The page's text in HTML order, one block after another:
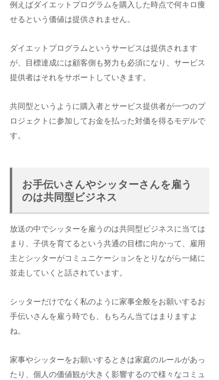
例えばダイエットプログラムを購入した時点で何キロ痩
せるという価値は提供されません。
ダイエットプログラムというサービスは提供されます
が、目標達成には顧客側も努力も必須になり、サービス
提供者はそれをサポートしていきます。
共同型というように購入者とサービス提供者が一つのプ
ロジェクトに参加してお金を払った対価を得るモデルで
す。
お手伝いさんやシッターさんを雇う
のは共同型ビジネス
放送の中でシッターを雇うのは共同型ビジネスに当ては
まり、子供を育てるという共通の目標に向かって、雇用
主とシッターがコミュニケーションをとりながら一緒に
並走していくと話されています。
シッターだけでなく私のように家事全般をお願いするお
手伝いさんを雇う時でも、もちろん当てはまりますよ
ね。
家事やシッターをお願いするときは家庭のルールがあっ
たり、個人の価値観が大きく影響するので様々なコミュ